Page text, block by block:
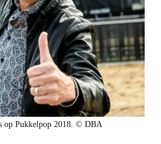
op Pukkelpop 2018. © DBA